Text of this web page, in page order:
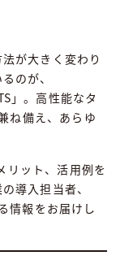
が大きく変わり
のが、
」。高性能なタ
ね備え、あらゆ
リット、活用例を
導入担当者、
情報をお届けし